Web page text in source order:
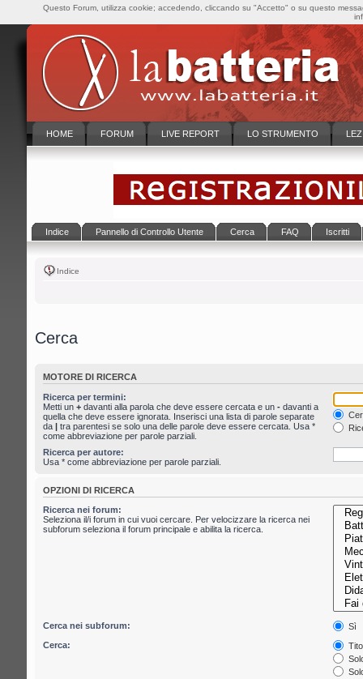
HOME FORUM LIVE REPORT LO STRUMENTO
Indice Pannello di Controllo Utente Cerca FAQ Iscritti
Indice
Cerca
MOTORE DI RICERCA
Ricerca per termini:
Metti un + davanti alla parola che deve essere cercata e un - davanti a
quella che deve essere ignorata. Inserisci una lista di parole separate
da | tra parentesi se solo una delle parole deve essere cercata. Usa *
come abbreviazione per parole parziali.
Ricerca per autore:
Usa * come abbreviazione per parole parziali.
OPZIONI DI RICERCA
Ricerca nei forum:
Seleziona il/i forum in cui vuoi cercare. Per velocizzare la ricerca nei
subforum seleziona il forum principale e abilita la ricerca.
Cerca nei subforum:
Sì
Cerca:
Questo Forum, utilizza cookie; accedendo, cliccando su "Accetto" o su questo